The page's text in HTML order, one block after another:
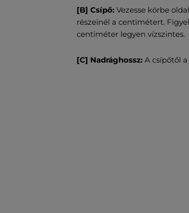
[B] Csípő: Vezesse körbe
részeinél a centimétert.
centiméter legyen vízszintes.
[C] Nadrághossz: A csípőtől